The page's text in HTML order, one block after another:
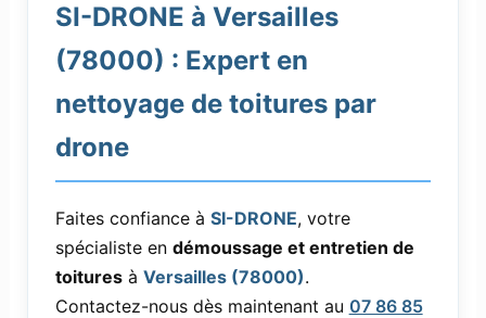
SI-DRONE à Versailles
(78000) : Expert en
nettoyage de toitures par
drone
Faites confiance à SI-DRONE, votre
spécialiste en démoussage et entretien de
toituresà Versailles (78000).
Contactez-nous dès maintenant au 07 86 85